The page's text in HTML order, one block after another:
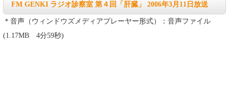
FM GENKI ラジオ診察室 第４回「肝臓」 2006年3月11日放送
＊音声（ウィンドウズメディアプレーヤー形式）：音声ファイル
(1.17MB 4分59秒)